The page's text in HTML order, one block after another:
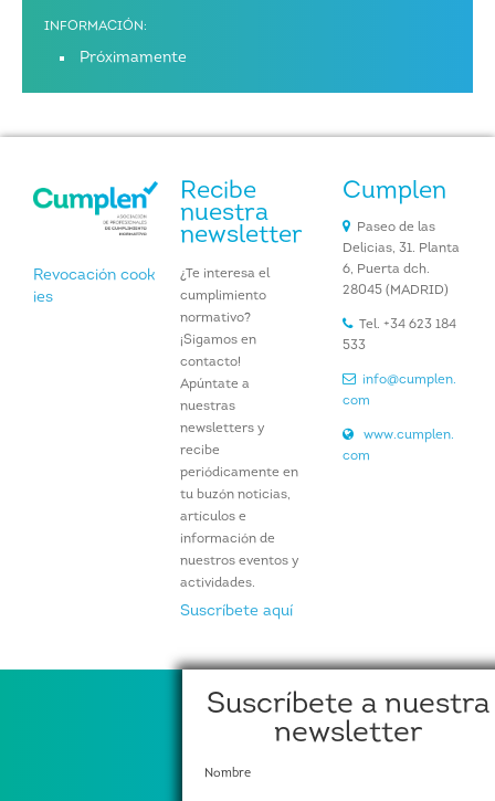
INFORMACIÓN:
Próximamente
Suscríbete a nuestra
newsletter
Nombre
Revocación cook
ies
Recibe
nuestra
newsletter
¿Te interesa el
cumplimiento
normativo?
¡Sigamos en
contacto!
Apúntate a
nuestras
newsletters y
recibe
periódicamente en
tu buzón noticias,
artículos e
información de
nuestros eventos y
actividades.
Suscríbete aquí
Cumplen
Paseo de las
Delicias, 31. Planta
6, Puerta dch.
28045 (MADRID)
Tel. +34 623 184
533
info@cumplen.
com
www.cumplen.
com